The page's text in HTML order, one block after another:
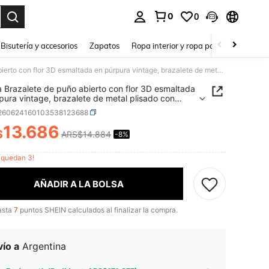
0 0
Bisutería y accesorios Zapatos Ropa interior y ropa para dormir
1 pieza Brazalete de puño abierto con flor 3D esmaltada en púrpura vintage, brazalete de metal plisado con trabajo pesado y diseño floral para mujer, accesorio de brazo para ambiente de playa y vacaciones con vestido de playa
Brazalete de puño abierto con flor 3D esmaltada
vintage, brazalete de metal plisado con
pesado y diseño floral para mujer, accesorio de
ambiente de playa y vacaciones con vestido
AND AVAILABILITY
13.686 ARS$14.884 -8%
quedan 3!
AÑADIR A LA BOLSA
7 puntos SHEIN calculados al finalizar la compra.
a Argentina